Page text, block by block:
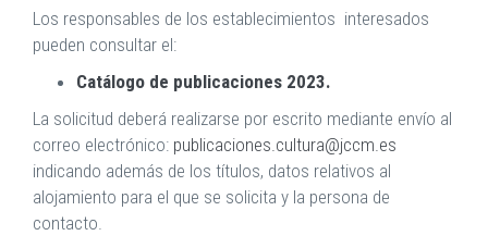
Los responsables de los establecimientos interesados
pueden consultar el:
Catálogo de publicaciones 2023.
La solicitud deberá realizarse por escrito mediante envío al
correo electrónico: publicaciones.cultura@jccm.es
indicando además de los títulos, datos relativos al
alojamiento para el que se solicita y la persona de
contacto.